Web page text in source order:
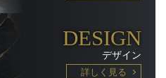
DESIGN
デザイン
詳しく見る